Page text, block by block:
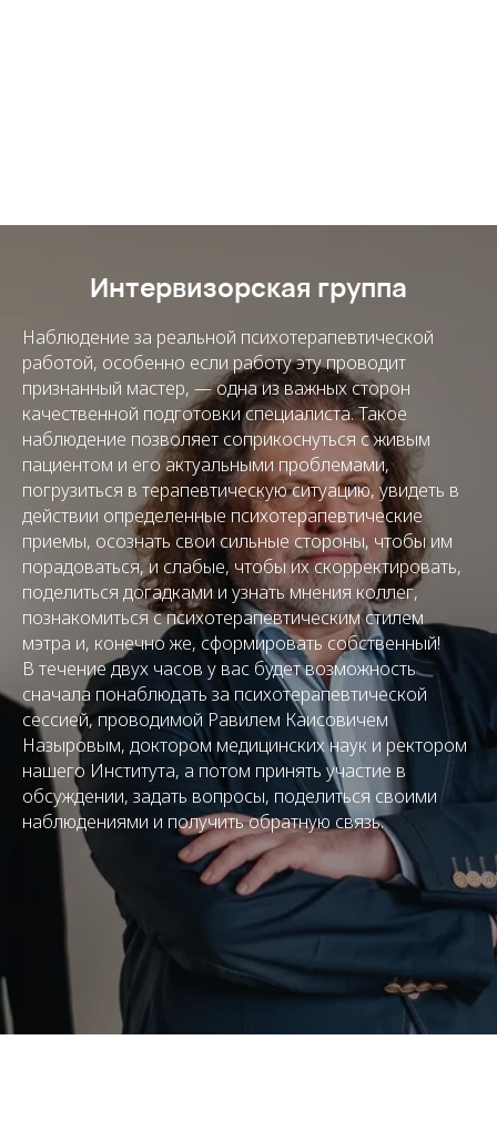
Интервизорская группа
Наблюдение за реальной психотерапевтической
работой, особенно если работу эту проводит
признанный мастер, — одна из важных сторон
качественной подготовки специалиста. Такое
наблюдение позволяет соприкоснуться с живым
пациентом и его актуальными проблемами,
погрузиться в терапевтическую ситуацию, увидеть в
действии определенные психотерапевтические
приемы, осознать свои сильные стороны, чтобы им
порадоваться, и слабые, чтобы их скорректировать,
поделиться догадками и узнать мнения коллег,
познакомиться с психотерапевтическим стилем
мэтра и, конечно же, сформировать собственный!
В течение двух часов у вас будет возможность
сначала понаблюдать за психотерапевтической
сессией, проводимой Равилем Каисовичем
Назыровым, доктором медицинских наук и ректором
нашего Института, а потом принять участие в
обсуждении, задать вопросы, поделиться своими
наблюдениями и получить обратную связь.